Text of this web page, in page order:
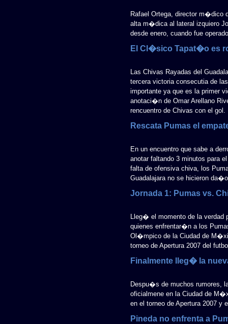
Rafael Ortega, director m�dico
alta m�dica al lateral izquiero
desde enero, cuando fue
El Cl�sico Tapat�o es
Las Chivas Rayadas del
tercera victoria consecutia de
importante ya que es la primer
anotaci�n de Omar Arellano
rencuentro de Chivas con el gol.
Rescata Pumas el
En un encuentro que sabe a
anotar faltando 3 minutos para
falta de ofensiva chiva, los
Guadalajara no se hicieron
Jornada 1: Pumas vs.
Lleg� el momento de la verdad
quienes enfrentar�n a los
Ol�mpico de la Ciudad de
torneo de Apertura 2007 del
Finalmente lleg� la
Despu�s de muchos rumores,
oficialmene en la Ciudad de
en el torneo de Apertura 2007 y
Pineda no enfrenta a